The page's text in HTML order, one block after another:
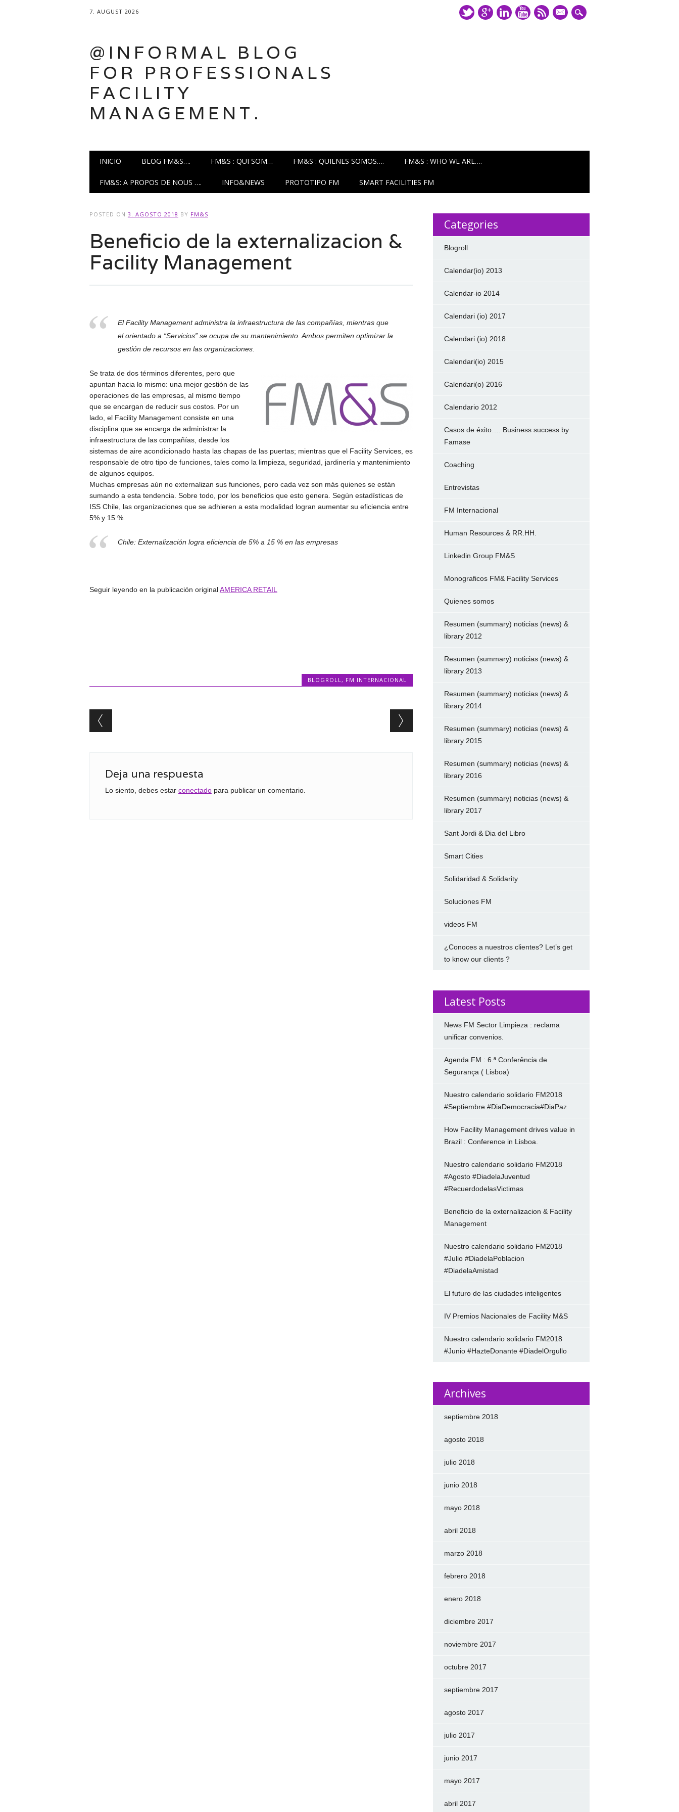
7. AUGUST 2026
mail
@INFORMAL BLOG
FOR PROFESSIONALS
FACILITY
MANAGEMENT.
Main menu
INICIO BLOG FM&S…. FM&S : QUI SOM… FM&S : QUIENES SOMOS…. FM&S : WHO WE ARE….
FM&S: A PROPOS DE NOUS …. INFO&NEWS PROTOTIPO FM SMART FACILITIES FM
POSTED ON 3. AGOSTO 2018 BY FM&S
Beneficio de la externalizacion &
Facility Management
El Facility Management administra la infraestructura de las compañías, mientras que
el orientado a “Servicios” se ocupa de su mantenimiento. Ambos permiten optimizar la
gestión de recursos en las organizaciones.
Se trata de dos términos diferentes, pero que
apuntan hacia lo mismo: una mejor gestión de las
operaciones de las empresas, al mismo tiempo
que se encargan de reducir sus costos. Por un
lado, el Facility Management consiste en una
disciplina que se encarga de administrar la
infraestructura de las compañías, desde los
sistemas de aire acondicionado hasta las chapas de las puertas; mientras que el Facility Services, es
responsable de otro tipo de funciones, tales como la limpieza, seguridad, jardinería y mantenimiento
de algunos equipos.
Muchas empresas aún no externalizan sus funciones, pero cada vez son más quienes se están
sumando a esta tendencia. Sobre todo, por los beneficios que esto genera. Según estadísticas de
ISS Chile, las organizaciones que se adhieren a esta modalidad logran aumentar su eficiencia entre
5% y 15 %.
Chile: Externalización logra eficiencia de 5% a 15 % en las empresas
Seguir leyendo en la publicación originalAMERICA RETAIL
BLOGROLL, FM INTERNACIONAL
Post navigation
Deja una respuesta
Lo siento, debes estar conectadopara publicar un comentario.
Categories
Blogroll
Calendar(io) 2013
Calendar-io 2014
Calendari (io) 2017
Calendari (io) 2018
Calendari(io) 2015
Calendari(o) 2016
Calendario 2012
Casos de éxito…. Business success by
Famase
Coaching
Entrevistas
FM Internacional
Human Resources & RR.HH.
Linkedin Group FM&S
Monograficos FM& Facility Services
Quienes somos
Resumen (summary) noticias (news) &
library 2012
Resumen (summary) noticias (news) &
library 2013
Resumen (summary) noticias (news) &
library 2014
Resumen (summary) noticias (news) &
library 2015
Resumen (summary) noticias (news) &
library 2016
Resumen (summary) noticias (news) &
library 2017
Sant Jordi & Dia del Libro
Smart Cities
Solidaridad & Solidarity
Soluciones FM
videos FM
¿Conoces a nuestros clientes? Let’s get
to know our clients ?
Latest Posts
News FM Sector Limpieza : reclama
unificar convenios.
Agenda FM : 6.ª Conferência de
Segurança ( Lisboa)
Nuestro calendario solidario FM2018
#Septiembre #DiaDemocracia#DiaPaz
How Facility Management drives value in
Brazil : Conference in Lisboa.
Nuestro calendario solidario FM2018
#Agosto #DiadelaJuventud
#RecuerdodelasVictimas
Beneficio de la externalizacion & Facility
Management
Nuestro calendario solidario FM2018
#Julio #DiadelaPoblacion
#DiadelaAmistad
El futuro de las ciudades inteligentes
IV Premios Nacionales de Facility M&S
Nuestro calendario solidario FM2018
#Junio #HazteDonante #DiadelOrgullo
Archives
septiembre 2018
agosto 2018
julio 2018
junio 2018
mayo 2018
abril 2018
marzo 2018
febrero 2018
enero 2018
diciembre 2017
noviembre 2017
octubre 2017
septiembre 2017
agosto 2017
julio 2017
junio 2017
mayo 2017
abril 2017